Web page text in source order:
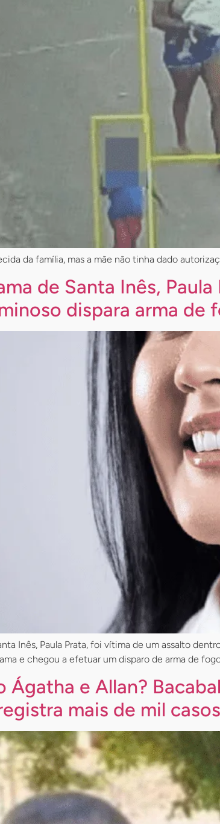
da família, mas a mãe não tinha dado
de Santa Inês,
dispara arma de
Inês, Paula Prata, foi vítima de um assalto
e chegou a efetuar um disparo de arma de
Ágatha e Allan?
mais de mil